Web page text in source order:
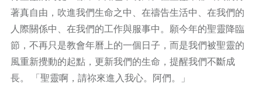
著真自由，吹進我們生命之中、在禱告生活中、在我們的
人際關係中、在我們的工作與服事中。願今年的聖靈降臨
節，不再只是教會年曆上的一個日子，而是我們被聖靈的
風重新攪動的起點，更新我們的生命，提醒我們不斷成
長。 「聖靈啊，請祢來進入我心。阿們。」